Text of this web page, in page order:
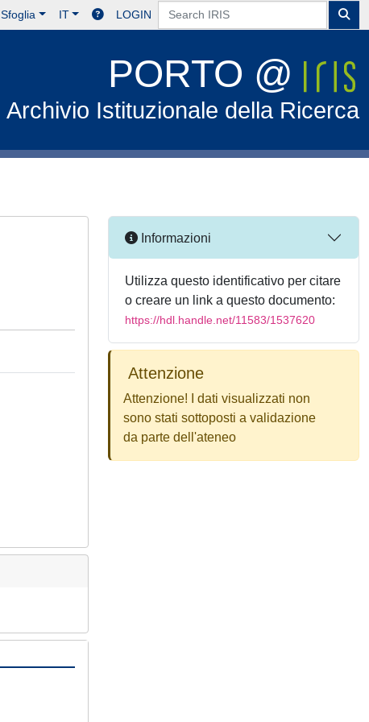
Sfoglia IT LOGIN
PORTO @
Archivio Istituzionale della Ricerca
Informazioni
Utilizza questo identificativo per citare
o creare un link a questo documento:
https://hdl.handle.net/11583/1537620
Attenzione
Attenzione! I dati visualizzati non
sono stati sottoposti a validazione
da parte dell'ateneo